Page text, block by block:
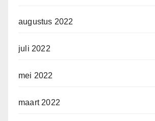
augustus 2022
juli 2022
mei 2022
maart 2022